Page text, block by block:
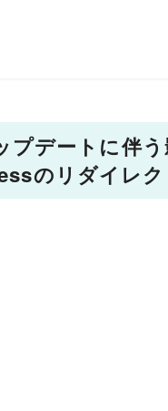
デートに伴
のリダイレク